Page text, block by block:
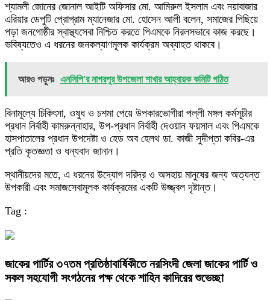
শ্যামলী জোনের জোনাল আইটি অফিসার মো. আমিরুল ইসলাম এবং নয়াবাজার
এরিয়ার ডেপুটি প্রোগ্রাম ম্যানেজার মো. হোসেন আলী বলেন, সমাজের পিছিয়ে
পড়া জনগোষ্ঠীর স্বাস্থ্যসেবা নিশ্চিত করতে পিএমকে নিরলসভাবে কাজ করছে।
ভবিষ্যতেও এ ধরনের জনকল্যাণমূলক কার্যক্রম অব্যাহত থাকবে।
আরও পড়ুনঃ এনসিপি'র নাগরপুর উপজেলা শাখার আহ্বায়ক কমিটি গঠিত
বিনামূল্যে চিকিৎসা, ওষুধ ও চশমা পেয়ে উপকারভোগীরা পল্লী মঙ্গল কর্মসূচীর
প্রধান নির্বাহী কামরুন্নাহার, উপ-প্রধান নির্বাহী দেওয়ান ফয়সাল এবং পিএমকে
হাসপাতালের প্রধান উপদেষ্টা ও হেড অব হেলথ ডা. কাজী সুদীপ্তা কবির-এর
প্রতি কৃতজ্ঞতা ও ধন্যবাদ জানান।
স্থানীয়দের মতে, এ ধরনের উদ্যোগ দরিদ্র ও অসহায় মানুষের জন্য অত্যন্ত
উপকারী এবং সমাজসেবামূলক কার্যক্রমের একটি উজ্জ্বল দৃষ্টান্ত।
Tag :
জাকের পার্টির ৩৭তম প্রতিষ্ঠাবার্ষিকীতে নরসিংদী জেলা জাকের পার্টি ও
সকল সহযোগী সংগঠনের পক্ষ থেকে শাহিন কাদিরের শুভেচ্ছা